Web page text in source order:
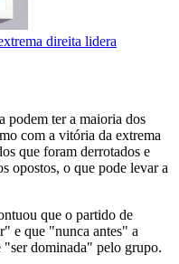
direita lidera
podem ter a maioria dos
com a vitória da extrema
que foram derrotados e
opostos, o que pode levar a
que o partido de
e que "nunca antes" a
dominada" pelo grupo.